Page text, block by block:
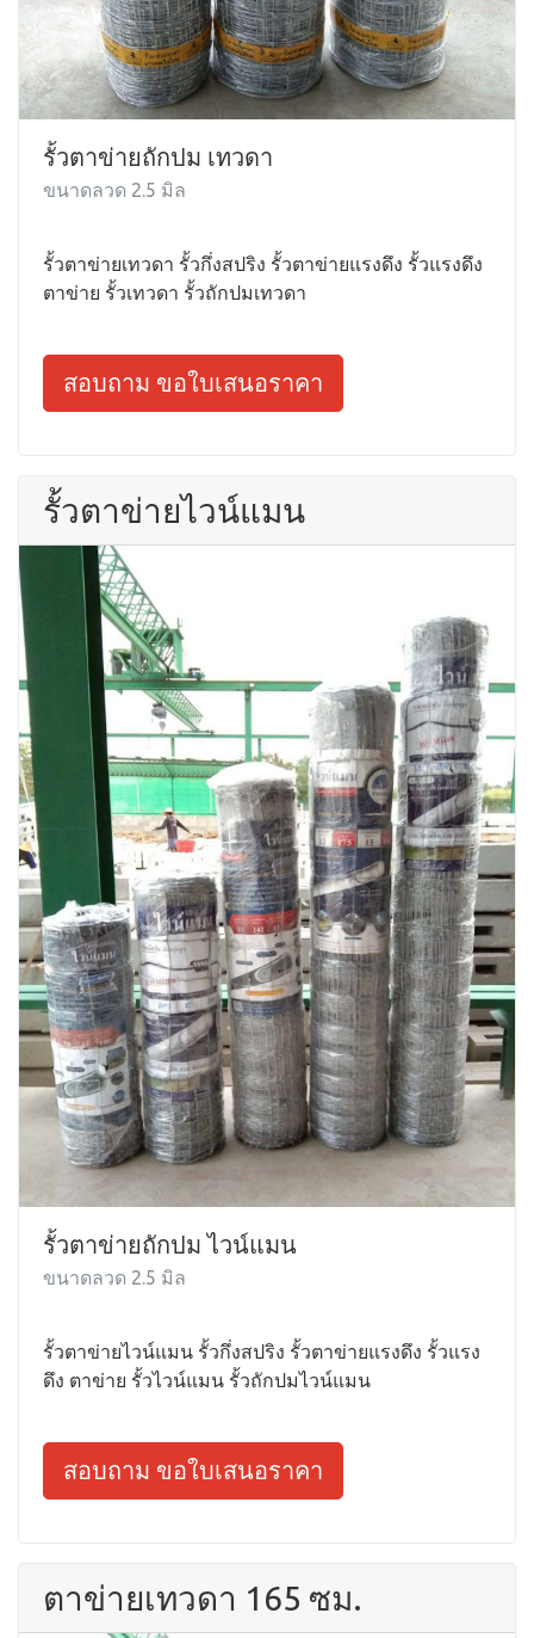
รั้วตาข่ายถักปม เทวดา
ขนาดลวด 2.5 มิล
รั้วตาข่ายเทวดา รั้วกึ่งสปริง รั้วตาข่ายแรงดึง รั้วแรงดึง
ตาข่าย รั้วเทวดา รั้วถักปมเทวดา
สอบถาม ขอใบเสนอราคา
รั้วตาข่ายไวน์แมน
รั้วตาข่ายถักปม ไวน์แมน
ขนาดลวด 2.5 มิล
รั้วตาข่ายไวน์แมน รั้วกึ่งสปริง รั้วตาข่ายแรงดึง รั้วแรง
ดึง ตาข่าย รั้วไวน์แมน รั้วถักปมไวน์แมน
สอบถาม ขอใบเสนอราคา
ตาข่ายเทวดา 165 ซม.